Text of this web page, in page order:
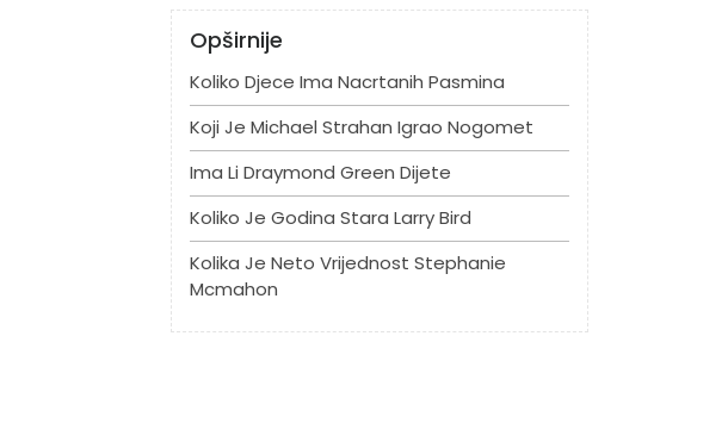
Opširnije
Koliko Djece Ima Nacrtanih Pasmina
Koji Je Michael Strahan Igrao Nogomet
Ima Li Draymond Green Dijete
Koliko Je Godina Stara Larry Bird
Kolika Je Neto Vrijednost Stephanie
Mcmahon